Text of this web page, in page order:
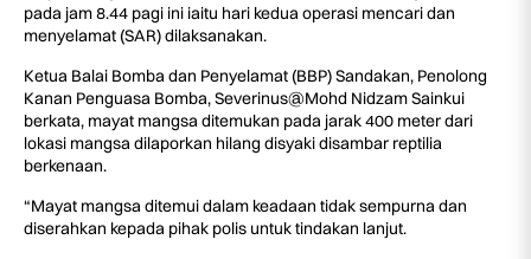
pada jam 8.44 pagi ini iaitu hari kedua operasi mencari dan
menyelamat (SAR) dilaksanakan.
Ketua Balai Bomba dan Penyelamat (BBP) Sandakan, Penolong
Kanan Penguasa Bomba, Severinus@Mohd Nidzam Sainkui
berkata, mayat mangsa ditemukan pada jarak 400 meter dari
lokasi mangsa dilaporkan hilang disyaki disambar reptilia
berkenaan.
“Mayat mangsa ditemui dalam keadaan tidak sempurna dan
diserahkan kepada pihak polis untuk tindakan lanjut.